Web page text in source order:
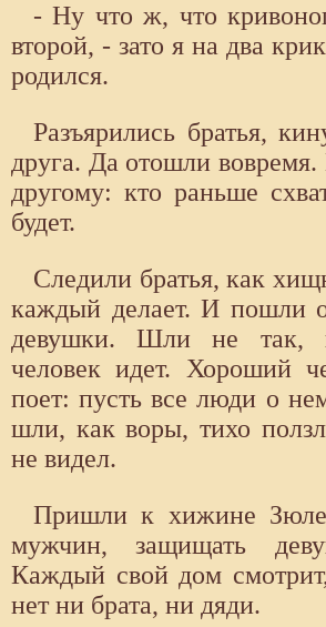
- Ну что ж, что
второй, - зато я на два
родился.
Разъярились братья,
друга. Да отошли вовремя.
другому: кто раньше
будет.
Следили братья, как
каждый делает. И пошли
девушки. Шли не так,
человек идет. Хороший
поет: пусть все люди о
шли, как воры, тихо
не видел.
Пришли к хижине
мужчин, защищать
Каждый свой дом
нет ни брата, ни дяди.